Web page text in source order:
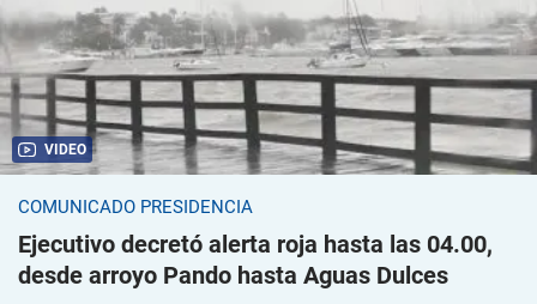
VIDEO
COMUNICADO PRESIDENCIA
Ejecutivo decretó alerta roja hasta las 04.00,
desde arroyo Pando hasta Aguas Dulces